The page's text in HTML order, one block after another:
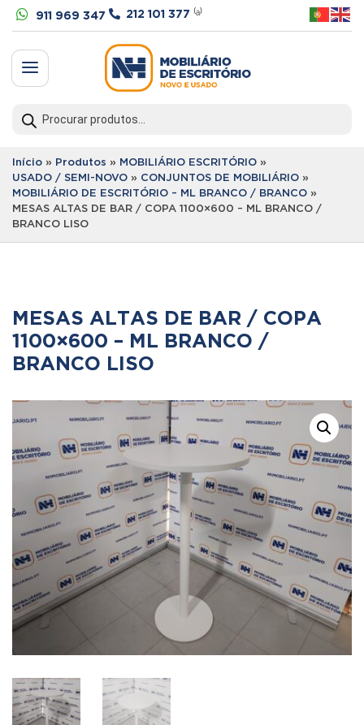
 911 969 347  212 101 377 ⁽ᵃ⁾
a
search
Início » Produtos » MOBILIÁRIO ESCRITÓRIO »
USADO / SEMI-NOVO » CONJUNTOS DE MOBILIÁRIO »
MOBILIÁRIO DE ESCRITÓRIO – ML BRANCO / BRANCO »
MESAS ALTAS DE BAR / COPA 1100×600 – ML BRANCO /
BRANCO LISO
MESAS ALTAS DE BAR / COPA
1100×600 – ML BRANCO /
BRANCO LISO